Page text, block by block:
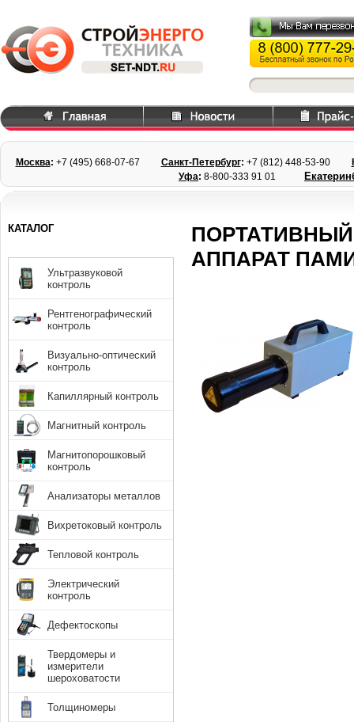
Москва: +7 (495) 668-07-67 Санкт-Петербург: +7 (812) 448-53-90
Уфа: 8-800-333 91 01
АППАРАТ
КАТАЛОГ
Ультразвуковой
контроль
Рентгенографический
контроль
Визуально-оптический
контроль
Капиллярный контроль
Магнитный контроль
Магнитопорошковый
контроль
Анализаторы металлов
Вихретоковый контроль
Тепловой контроль
Электрический
контроль
Дефектоскопы
Твердомеры и
измерители
шероховатости
Толщиномеры